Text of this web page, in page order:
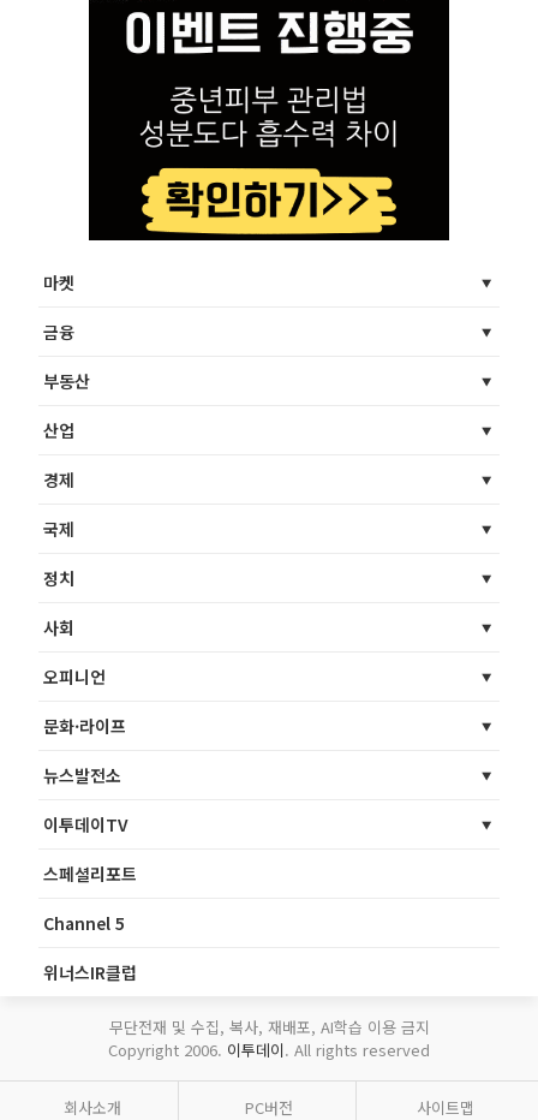
마켓
금융
부동산
산업
경제
국제
정치
사회
오피니언
문화·라이프
뉴스발전소
이투데이TV
스페셜리포트
Channel 5
위너스IR클럽
무단전재 및 수집, 복사, 재배포, AI학습 이용 금지
Copyright 2006. 이투데이. All rights reserved
회사소개 PC버전 사이트맵